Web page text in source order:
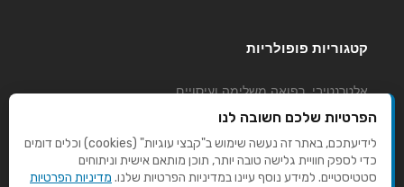
קטגוריות פופולריות
אלטרנטיבי, רפואה משלימה ועיסויים
גני ילדים, משפחתונים וצהרונים
קוסמטיקה טיפוח ויופי
מורים לנהיגה
הפרטיות שלכם חשובה לנו
לידיעתכם, באתר זה נעשה שימוש ב"קבצי עוגיות" (cookies) וכלים דומים
כדי לספק חוויית גלישה טובה יותר, תוכן מותאם אישית וניתוחים
סטטיסטיים. למידע נוסף עיינו במדיניות הפרטיות שלנו. מדיניות הפרטיות